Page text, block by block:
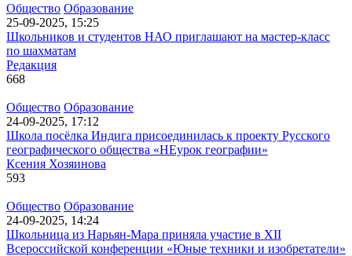
Общество Образование
25-09-2025, 15:25
Школьников и студентов НАО приглашают на мастер-класс
по шахматам
Редакция
668
Общество Образование
24-09-2025, 17:12
Школа посёлка Индига присоединилась к проекту Русского
географического общества «НЕурок географии»
Ксения Хозяинова
593
Общество Образование
24-09-2025, 14:24
Школьница из Нарьян-Мара приняла участие в XII
Всероссийской конференции «Юные техники и изобретатели»